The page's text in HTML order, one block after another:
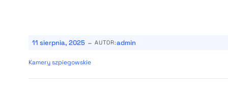
11 sierpnia, 2025 - AUTOR:admin
Kamery szpiegowskie